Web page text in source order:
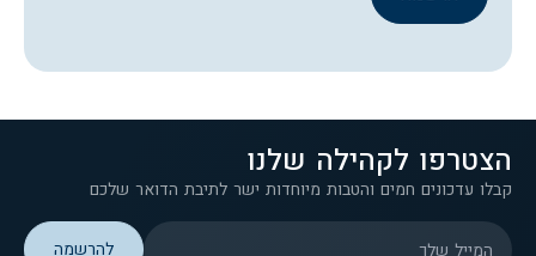
הצטרפו לקהילה שלנו
קבלו עדכונים חמים והטבות מיוחדות ישר לתיבת הדואר שלכם
המייל שלך